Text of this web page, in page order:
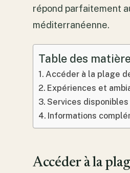
répond parfaitement
méditerranéenne.
Table des
Accéder à la plage
Expériences et
Services
Informations
Accéder à la